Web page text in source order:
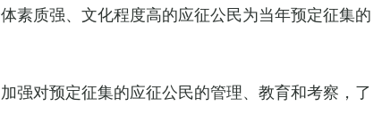
素质强、文化程度高的应征公民为当年预定征集的
强对预定征集的应征公民的管理、教育和考察，了